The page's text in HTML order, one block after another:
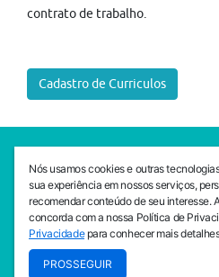
contrato de trabalho.
Cadastro de Curriculos
SEDE
Av. da Liberdade, 765,
(11) 3469 -
INSTITUTO
Av. da Liberdade, 765,
Nós usamos cookies e outras
sua experiência em nossos serviços,
recomendar conteúdo de seu interesse.
concorda com a nossa Política de
Privacidadepara conhecer mais
PROSSEGUIR